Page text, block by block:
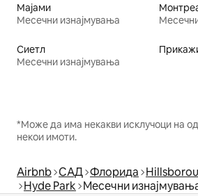
Мајами
Месечни изнајмувања
Сиетл
Месечни изнајмувања
*Може да има некакви исклучоци на
некои имоти.
Airbnb САД Флорида
Hyde Park Месечни